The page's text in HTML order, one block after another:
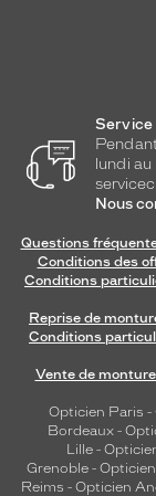
Service
lundi
Nous
Questions
Conditions des
Conditions
Reprise de
Conditions
Vente de
Opticien Paris -
Bordeaux-
Lille -
Grenoble -
Reims - Opticien